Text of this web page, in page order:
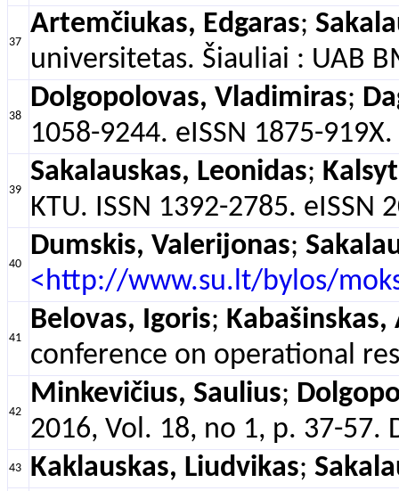
37
Artemčiukas, Edgaras;
universitetas. Šiauliai : UAB
38
Dolgopolovas, Vladimiras;
1058-9244. eISSN 1875-
39
Sakalauskas, Leonidas;
KTU. ISSN 1392-2785.
40
Dumskis, Valerijonas;
<http://www.su.lt/bylos/
41
Belovas, Igoris; Kabašinskas,
conference on operational
42
Minkevičius, Saulius;
2016, Vol. 18, no 1, p. 37-57.
43 Kaklauskas, Liudvikas;